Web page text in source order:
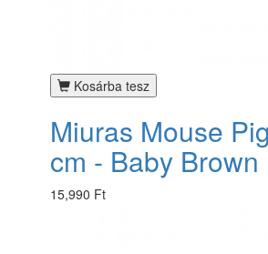
Kosárba tesz
Miuras Mouse
cm - Baby Brown
15,990 Ft